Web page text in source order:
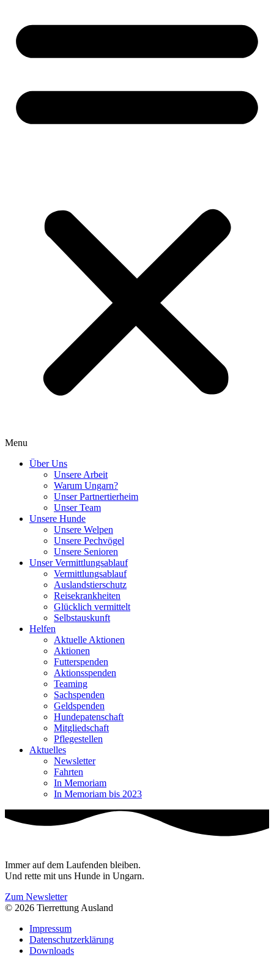
Menu
Über Uns
Unsere Arbeit
Warum Ungarn?
Unser Partnertierheim
Unser Team
Unsere Hunde
Unsere Welpen
Unsere Pechvögel
Unsere Senioren
Unser Vermittlungsablauf
Vermittlungsablauf
Auslandstierschutz
Reisekrankheiten
Glücklich vermittelt
Selbstauskunft
Helfen
Aktuelle Aktionen
Aktionen
Futterspenden
Aktionsspenden
Teaming
Sachspenden
Geldspenden
Hundepatenschaft
Mitgliedschaft
Pflegestellen
Aktuelles
Newsletter
Fahrten
In Memoriam
In Memoriam bis 2023
Immer auf dem Laufenden bleiben.
Und rette mit uns Hunde in Ungarn.
Zum Newsletter
© 2026 Tierrettung Ausland
Impressum
Datenschutzerklärung
Downloads